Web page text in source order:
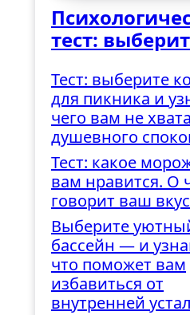
тест:
как вы
справляетесь
трудностями
Тест: выберите
для пикника и
чего вам не
душевного
Тест: какое
вам нравится. О
говорит ваш вкус
Выберите
бассейн — и
что поможет вам
избавиться от
внутренней